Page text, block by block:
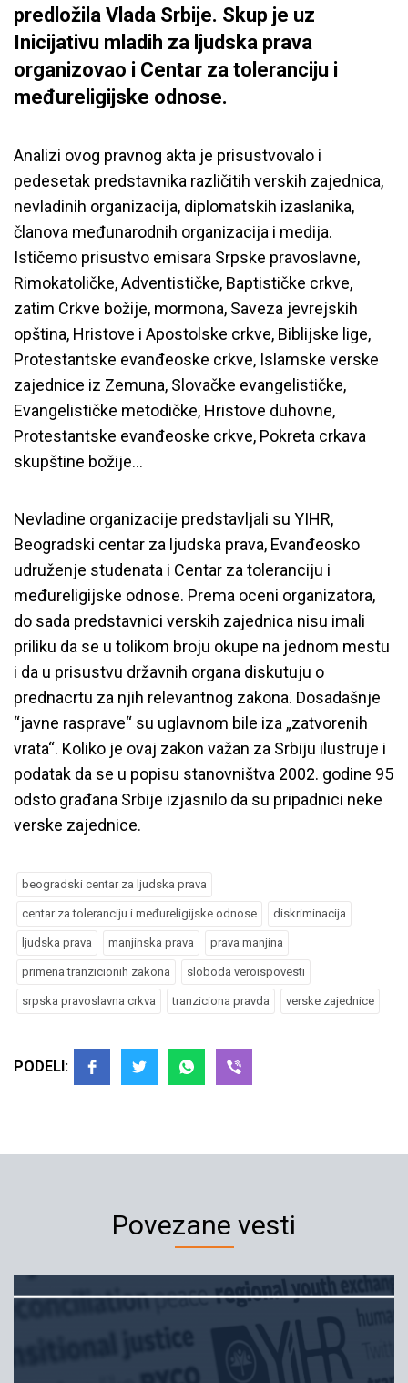
predložila Vlada Srbije. Skup je uz
Inicijativu mladih za ljudska prava
organizovao i Centar za toleranciju i
međureligijske odnose.
Analizi ovog pravnog akta je prisustvovalo i
pedesetak predstavnika različitih verskih zajednica,
nevladinih organizacija, diplomatskih izaslanika,
članova međunarodnih organizacija i medija.
Ističemo prisustvo emisara Srpske pravoslavne,
Rimokatoličke, Adventističke, Baptističke crkve,
zatim Crkve božije, mormona, Saveza jevrejskih
opština, Hristove i Apostolske crkve, Biblijske lige,
Protestantske evanđeoske crkve, Islamske verske
zajednice iz Zemuna, Slovačke evangelističke,
Evangelističke metodičke, Hristove duhovne,
Protestantske evanđeoske crkve, Pokreta crkava
skupštine božije…
Nevladine organizacije predstavljali su YIHR,
Beogradski centar za ljudska prava, Evanđeosko
udruženje studenata i Centar za toleranciju i
međureligijske odnose. Prema oceni organizatora,
do sada predstavnici verskih zajednica nisu imali
priliku da se u tolikom broju okupe na jednom mestu
i da u prisustvu državnih organa diskutuju o
prednacrtu za njih relevantnog zakona. Dosadašnje
“javne rasprave“ su uglavnom bile iza „zatvorenih
vrata“. Koliko je ovaj zakon važan za Srbiju ilustruje i
podatak da se u popisu stanovništva 2002. godine 95
odsto građana Srbije izjasnilo da su pripadnici neke
verske zajednice.
beogradski centar za ljudska prava
centar za toleranciju i međureligijske odnose diskriminacija
ljudska prava manjinska prava prava manjina
primena tranzicionih zakona sloboda veroispovesti
srpska pravoslavna crkva tranziciona pravda verske zajednice
PODELI:
Povezane vesti